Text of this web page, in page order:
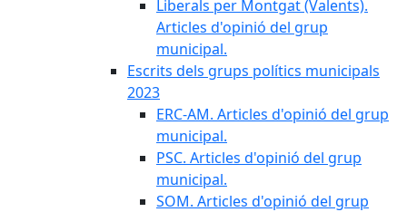
Liberals per Montgat (Valents).
Articles d'opinió del grup
municipal.
Escrits dels grups polítics municipals
2023
ERC-AM. Articles d'opinió del grup
municipal.
PSC. Articles d'opinió del grup
municipal.
SOM. Articles d'opinió del grup